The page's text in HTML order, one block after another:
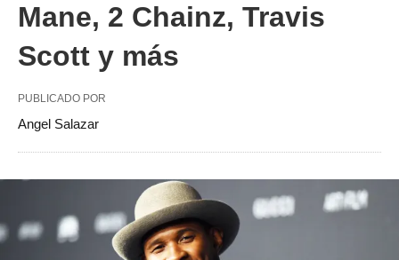
Mane, 2 Chainz, Travis
Scott y más
PUBLICADO POR
Angel Salazar